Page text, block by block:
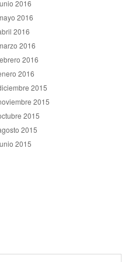
2016
2016
2016
2016
2016
2016
2015
2015
2015
2015
2015